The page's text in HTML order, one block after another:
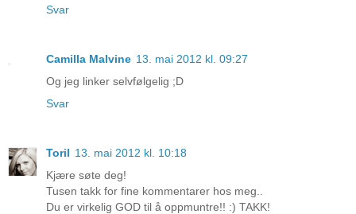
Svar
Camilla Malvine 13. mai 2012 kl. 09:27
Og jeg linker selvfølgelig ;D
Svar
Toril 13. mai 2012 kl. 10:18
Kjære søte deg!
Tusen takk for fine kommentarer hos meg..
Du er virkelig GOD til å oppmuntre!! :) TAKK!